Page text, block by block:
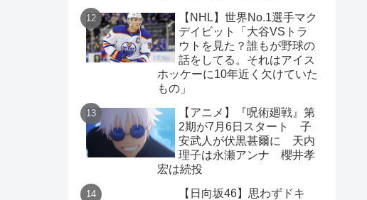
【NHL】世界No.1選手マク
デイビット「大谷VSトラ
ウトを見た？誰もが野球の
話をしてる。それはアイス
ホッケーに10年近く欠けていた
もの」
【アニメ】『呪術廻戦』第
2期が7月6日スタート 子
安武人が伏黒甚爾に 天内
理子は永瀬アンナ 櫻井孝
宏は続投
【日向坂46】思わずドキ